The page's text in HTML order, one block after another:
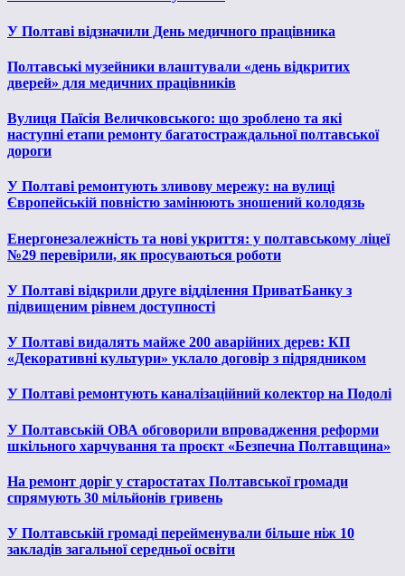
У Полтаві відзначили День медичного працівника
Полтавські музейники влаштували «день відкритих
дверей» для медичних працівників
Вулиця Паїсія Величковського: що зроблено та які
наступні етапи ремонту багатостраждальної полтавської
дороги
У Полтаві ремонтують зливову мережу: на вулиці
Європейській повністю замінюють зношений колодязь
Енергонезалежність та нові укриття: у полтавському ліцеї
№29 перевірили, як просуваються роботи
У Полтаві відкрили друге відділення ПриватБанку з
підвищеним рівнем доступності
У Полтаві видалять майже 200 аварійних дерев: КП
«Декоративні культури» уклало договір з підрядником
У Полтаві ремонтують каналізаційний колектор на Подолі
У Полтавській ОВА обговорили впровадження реформи
шкільного харчування та проєкт «Безпечна Полтавщина»
На ремонт доріг у старостатах Полтавської громади
спрямують 30 мільйонів гривень
У Полтавській громаді перейменували більше ніж 10
закладів загальної середньої освіти